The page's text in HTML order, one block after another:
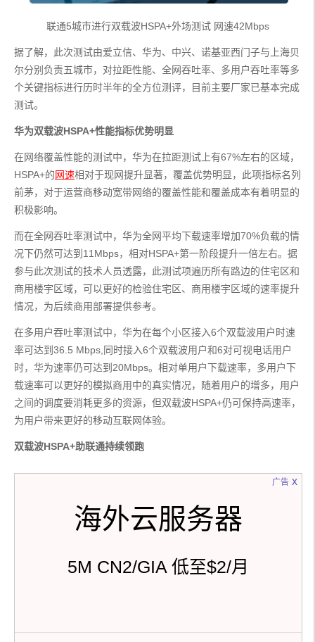
联通5城市进行双载波HSPA+外场测试 网速42Mbps
据了解，此次测试由爱立信、华为、中兴、诺基亚西门子与上海贝
尔分别负责五城市，对拉距性能、全网吞吐率、多用户吞吐率等多
个关键指标进行历时半年的全方位测评，目前主要厂家已基本完成
测试。
华为双载波HSPA+性能指标优势明显
在网络覆盖性能的测试中，华为在拉距测试上有67%左右的区域，
HSPA+的网速相对于现网提升显著，覆盖优势明显，此项指标名列
前茅，对于运营商移动宽带网络的覆盖性能和覆盖成本有着明显的
积极影响。
而在全网吞吐率测试中，华为全网平均下载速率增加70%负载的情
况下仍然可达到11Mbps，相对HSPA+第一阶段提升一倍左右。据
参与此次测试的技术人员透露，此测试项遍历所有路边的住宅区和
商用楼宇区域，可以更好的检验住宅区、商用楼宇区域的速率提升
情况，为后续商用部署提供参考。
在多用户吞吐率测试中，华为在每个小区接入6个双载波用户时速
率可达到36.5 Mbps,同时接入6个双载波用户和6对可视电话用户
时，华为速率仍可达到20Mbps。相对单用户下载速率，多用户下
载速率可以更好的模拟商用中的真实情况，随着用户的增多，用户
之间的调度要消耗更多的资源，但双载波HSPA+仍可保持高速率，
为用户带来更好的移动互联网体验。
双载波HSPA+助联通持续领跑
广告
海外云服务器
5M CN2/GIA 低至$2/月
x